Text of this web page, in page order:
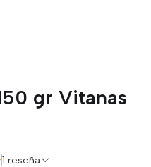
gr Vitanas
1 reseña